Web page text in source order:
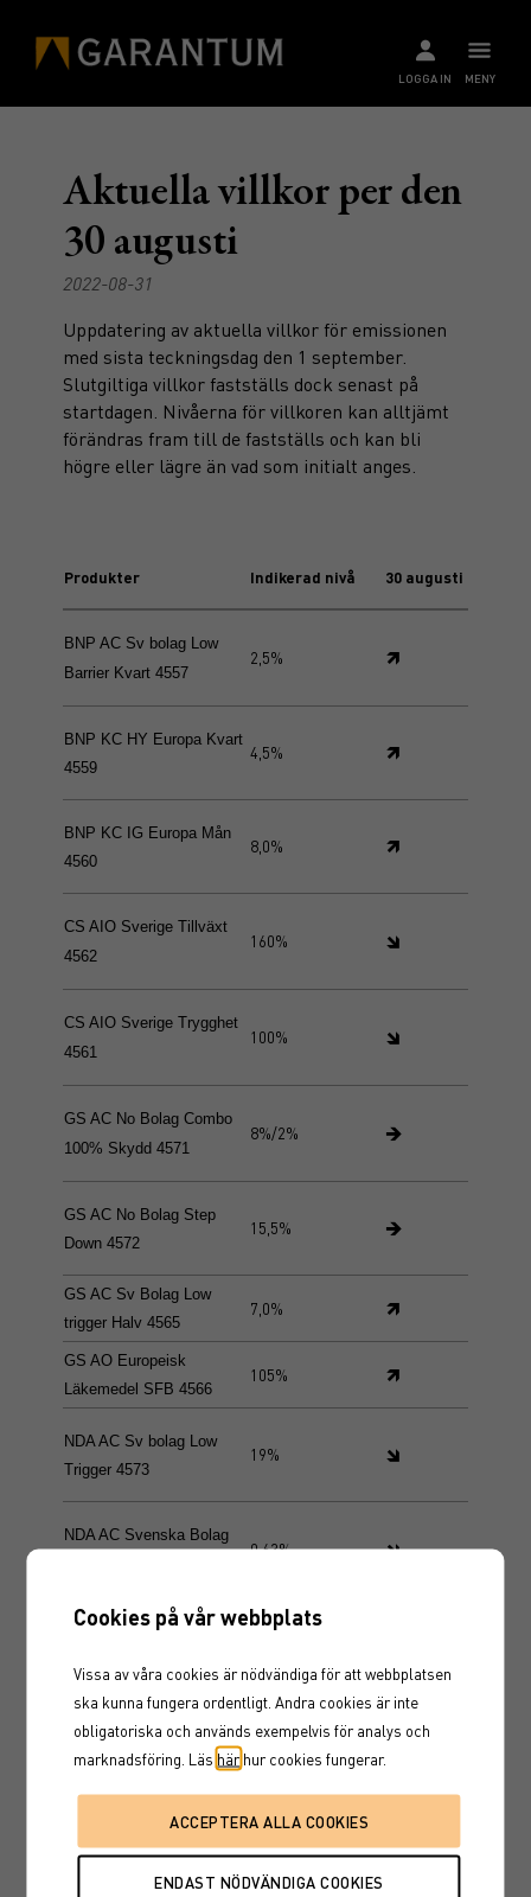
MENY
LOGGA IN
Aktuella villkor per den
30 augusti
2022-08-31
Uppdatering av aktuella villkor för emissionen
med sista teckningsdag den 1 september.
Slutgiltiga villkor fastställs dock senast på
startdagen. Nivåerna för villkoren kan alltjämt
förändras fram till de fastställs och kan bli
högre eller lägre än vad som initialt anges.
Produkter Indikerad nivå 30 augusti
BNP AC Sv bolag Low
Barrier Kvart 4557
2,5% 🡽
BNP KC HY Europa Kvart
4559
4,5% 🡽
BNP KC IG Europa Mån
4560
8,0% 🡽
CS AIO Sverige Tillväxt
4562
160% 🡾
CS AIO Sverige Trygghet
4561
100% 🡾
GS AC No Bolag Combo
100% Skydd 4571
8%/2% 🡺
GS AC No Bolag Step
Down 4572
15,5% 🡺
GS AC Sv Bolag Low
trigger Halv 4565
7,0% 🡽
GS AO Europeisk
Läkemedel SFB 4566
105% 🡽
NDA AC Sv bolag Low
Trigger 4573
19% 🡾
NDA AC Svenska Bolag
0,63% 🡾
NDA AO No bolag Tillväxt
NDA AO No bolag
Trygghet 4569
100% 🡾
UBS AC Sv banker Kvart
PM 4570
2,5%
Cookies på vår webbplats
Vissa av våra cookies är nödvändiga för att webbplatsen
ska kunna fungera ordentligt. Andra cookies är inte
obligatoriska och används exempelvis för analys och
marknadsföring. Läs härhur cookies fungerar.